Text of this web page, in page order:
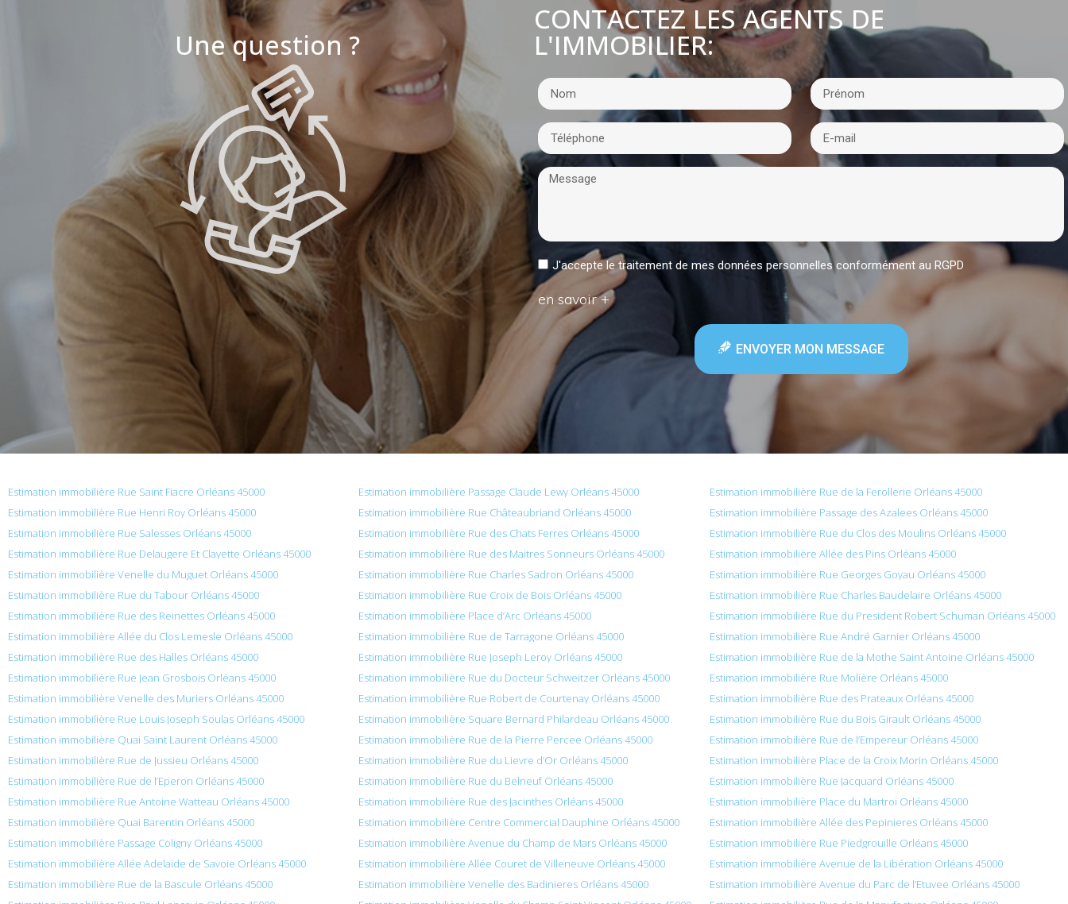
Une question ?
CONTACTEZ LES AGENTS DE
L'IMMOBILIER:
J'accepte le traitement de mes données personnelles conformément au RGPD
en savoir +
ENVOYER MON MESSAGE
Estimation immobilière Rue Saint Fiacre Orléans 45000 Estimation immobilière Passage Claude Lewy Orléans 45000
Estimation immobilière Rue de la Ferollerie Orléans 45000
Estimation immobilière Rue Henri Roy Orléans 45000
Estimation immobilière Rue Châteaubriand Orléans 45000
Estimation immobilière Passage des Azalees Orléans 45000
Estimation immobilière Rue Salesses Orléans 45000
Estimation immobilière Rue des Chats Ferres Orléans 45000
Estimation immobilière Rue du Clos des Moulins Orléans 45000
Estimation immobilière Rue Delaugere Et Clayette Orléans 45000
Estimation immobilière Rue des Maitres Sonneurs Orléans 45000
Estimation immobilière Allée des Pins Orléans 45000
Estimation immobilière Venelle du Muguet Orléans 45000
Estimation immobilière Rue Charles Sadron Orléans 45000
Estimation immobilière Rue Georges Goyau Orléans 45000
Estimation immobilière Rue du Tabour Orléans 45000
Estimation immobilière Rue Croix de Bois Orléans 45000
Estimation immobilière Rue Charles Baudelaire Orléans 45000
Estimation immobilière Rue des Reinettes Orléans 45000
Estimation immobilière Place d’Arc Orléans 45000
Estimation immobilière Rue du President Robert Schuman Orléans 45000
Estimation immobilière Allée du Clos Lemesle Orléans 45000
Estimation immobilière Rue de Tarragone Orléans 45000
Estimation immobilière Rue André Garnier Orléans 45000
Estimation immobilière Rue des Halles Orléans 45000
Estimation immobilière Rue Joseph Leroy Orléans 45000
Estimation immobilière Rue de la Mothe Saint Antoine Orléans 45000
Estimation immobilière Rue Jean Grosbois Orléans 45000
Estimation immobilière Rue du Docteur Schweitzer Orléans 45000
Estimation immobilière Rue Molière Orléans 45000
Estimation immobilière Venelle des Muriers Orléans 45000
Estimation immobilière Rue Robert de Courtenay Orléans 45000
Estimation immobilière Rue des Prateaux Orléans 45000
Estimation immobilière Rue Louis Joseph Soulas Orléans 45000
Estimation immobilière Square Bernard Philardeau Orléans 45000
Estimation immobilière Rue du Bois Girault Orléans 45000
Estimation immobilière Quai Saint Laurent Orléans 45000
Estimation immobilière Rue de la Pierre Percee Orléans 45000
Estimation immobilière Rue de l’Empereur Orléans 45000
Estimation immobilière Rue de Jussieu Orléans 45000
Estimation immobilière Rue du Lievre d’Or Orléans 45000
Estimation immobilière Place de la Croix Morin Orléans 45000
Estimation immobilière Rue de l’Eperon Orléans 45000
Estimation immobilière Rue du Belneuf Orléans 45000
Estimation immobilière Rue Jacquard Orléans 45000
Estimation immobilière Rue Antoine Watteau Orléans 45000
Estimation immobilière Rue des Jacinthes Orléans 45000
Estimation immobilière Place du Martroi Orléans 45000
Estimation immobilière Quai Barentin Orléans 45000
Estimation immobilière Centre Commercial Dauphine Orléans 45000
Estimation immobilière Allée des Pepinieres Orléans 45000
Estimation immobilière Passage Coligny Orléans 45000
Estimation immobilière Avenue du Champ de Mars Orléans 45000
Estimation immobilière Rue Piedgrouille Orléans 45000
Estimation immobilière Allée Adelaide de Savoie Orléans 45000
Estimation immobilière Allée Couret de Villeneuve Orléans 45000
Estimation immobilière Avenue de la Libération Orléans 45000
Estimation immobilière Rue de la Bascule Orléans 45000
Estimation immobilière Venelle des Badinieres Orléans 45000
Estimation immobilière Avenue du Parc de l’Etuvee Orléans 45000